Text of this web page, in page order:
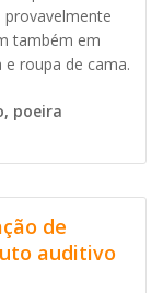
também em
roupa de cama.
poeira
de
auditivo